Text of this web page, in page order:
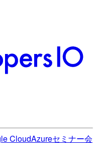
CloudAzureセミナー会